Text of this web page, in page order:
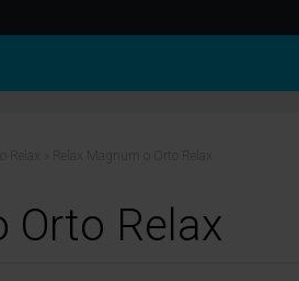
Orto Relax